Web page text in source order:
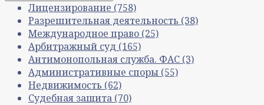
Лицензирование (758)
Разрешительная деятельность (38)
Международное право (25)
Арбитражный суд (165)
Антимонопольная служба. ФАС (3)
Административные споры (55)
Недвижимость (62)
Судебная защита (70)